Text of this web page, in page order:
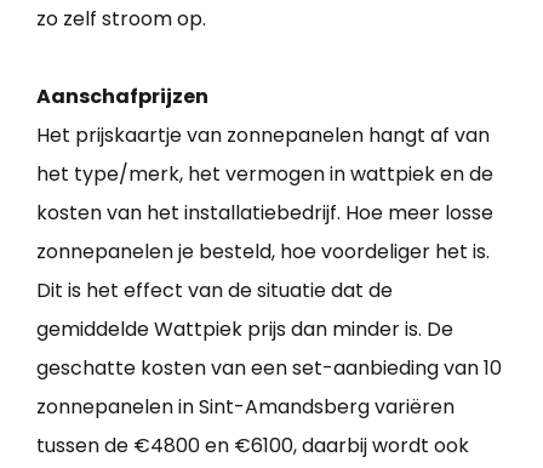
zo zelf stroom op.
Aanschafprijzen
Het prijskaartje van zonnepanelen hangt af van
het type/merk, het vermogen in wattpiek en de
kosten van het installatiebedrijf. Hoe meer losse
zonnepanelen je besteld, hoe voordeliger het is.
Dit is het effect van de situatie dat de
gemiddelde Wattpiek prijs dan minder is. De
geschatte kosten van een set-aanbieding van 10
zonnepanelen in Sint-Amandsberg variëren
tussen de €4800 en €6100, daarbij wordt ook